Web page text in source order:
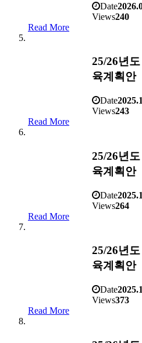
Date
Views240
Read More
25/26년
육계획안
Date
Views243
Read More
25/26년
육계획안
Date
Views264
Read More
25/26년
육계획안
Date
Views373
Read More